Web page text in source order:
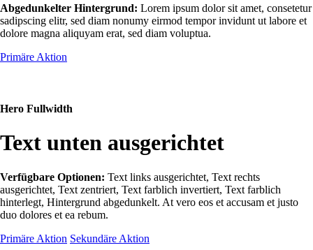
Abgedunkelter Hintergrund: Lorem ipsum dolor sit amet, consetetur
sadipscing elitr, sed diam nonumy eirmod tempor invidunt ut labore et
dolore magna aliquyam erat, sed diam voluptua.
Primäre Aktion
Hero Fullwidth
Text unten ausgerichtet
Verfügbare Optionen: Text links ausgerichtet, Text rechts
ausgerichtet, Text zentriert, Text farblich invertiert, Text farblich
hinterlegt, Hintergrund abgedunkelt. At vero eos et accusam et justo
duo dolores et ea rebum.
Primäre Aktion Sekundäre Aktion